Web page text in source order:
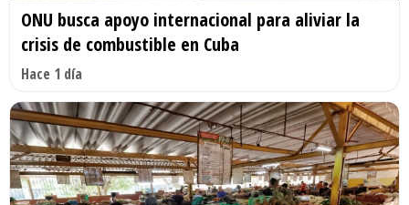
ONU busca apoyo internacional para aliviar la
crisis de combustible en Cuba
Hace 1 día